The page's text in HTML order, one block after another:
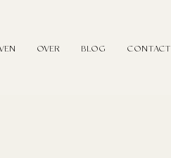
OVER BLOG CONTACT